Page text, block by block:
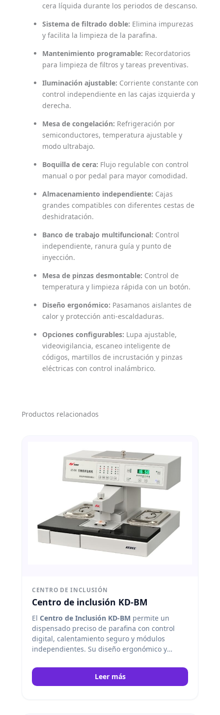
cera líquida durante los periodos de descanso.
Sistema de filtrado doble: Elimina impurezas
y facilita la limpieza de la parafina.
Mantenimiento programable: Recordatorios
para limpieza de filtros y tareas preventivas.
Iluminación ajustable: Corriente constante con
control independiente en las cajas izquierda y
derecha.
Mesa de congelación: Refrigeración por
semiconductores, temperatura ajustable y
modo ultrabajo.
Boquilla de cera: Flujo regulable con control
manual o por pedal para mayor comodidad.
Almacenamiento independiente: Cajas
grandes compatibles con diferentes cestas de
deshidratación.
Banco de trabajo multifuncional: Control
independiente, ranura guía y punto de
inyección.
Mesa de pinzas desmontable: Control de
temperatura y limpieza rápida con un botón.
Diseño ergonómico: Pasamanos aislantes de
calor y protección anti-escaldaduras.
Opciones configurables: Lupa ajustable,
videovigilancia, escaneo inteligente de
códigos, martillos de incrustación y pinzas
eléctricas con control inalámbrico.
Productos relacionados
CENTRO DE INCLUSIÓN
Centro de inclusión KD-BM
El Centro de Inclusión KD-BM permite un
dispensado preciso de parafina con control
digital, calentamiento seguro y módulos
independientes. Su diseño ergonómico y
rápida y limpieza eficiente de muestras. Kedee
Leer más